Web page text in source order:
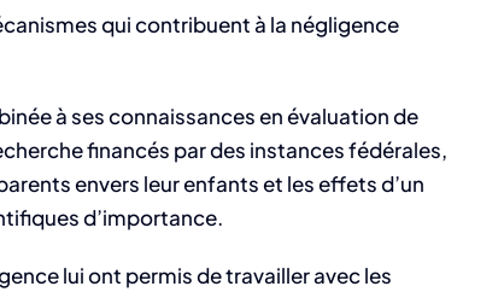
qui contribuent à la négligence
à ses connaissances en évaluation de
financés par des instances fédérales,
envers leur enfants et les effets d’un
d’importance.
lui ont permis de travailler avec les